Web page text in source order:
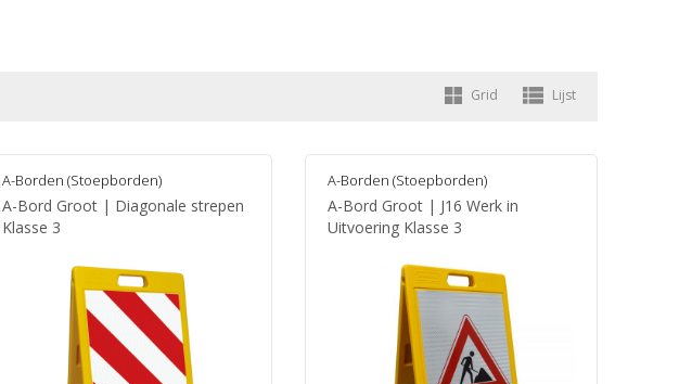
Grid Lijst
A-Borden (Stoepborden)
A-Bord Groot | Diagonale strepen
Klasse 3
A-Borden (Stoepborden)
A-Bord Groot | J16 Werk in
Uitvoering Klasse 3